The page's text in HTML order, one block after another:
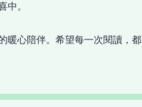
中。
暖心陪伴。希望每一次閱讀，都